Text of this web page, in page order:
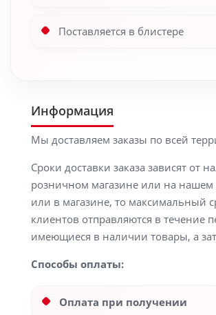
Поставляется в блистере
Информация
Мы доставляем заказы по всей
Сроки доставки заказа зависят
розничном магазине или на нашем
или в магазине, то максимальный
клиентов отправляются в течение
имеющиеся в наличии товары, а
Способы оплаты:
Оплата при получении